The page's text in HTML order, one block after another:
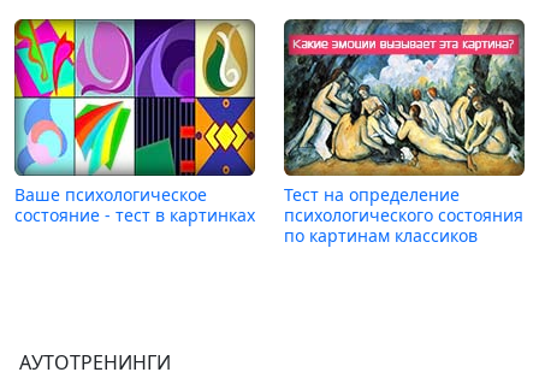
Ваше психологическое
состояние - тест в картинках
Тест на определение
психологического состояния
по картинам классиков
АУТОТРЕНИНГИ